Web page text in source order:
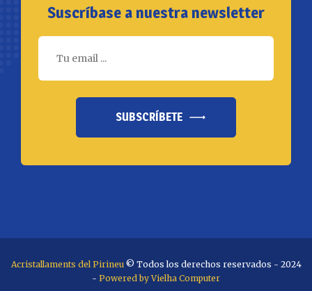
Suscríbase a nuestra newsletter
SUBSCRÍBETE
Acristallaments del Pirineu© Todos los derechos reservados - 2024
- Powered by Vielha Computer